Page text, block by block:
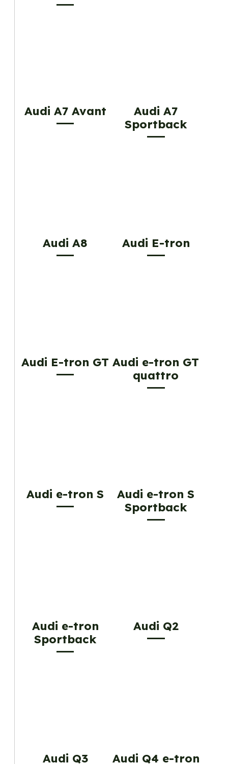
Audi A7 Avant
Audi A7
Sportback
Audi A8 Audi E-tron
Audi E-tron GT Audi e-tron GT
quattro
Audi e-tron S
Audi e-tron S
Sportback
Audi e-tron
Sportback
Audi Q2
Audi Q3 Audi Q4 e-tron